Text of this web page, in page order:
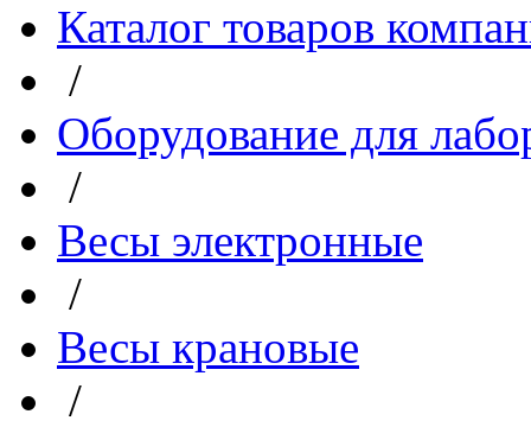
Каталог товаров
/
Оборудование для
/
Весы электронные
/
Весы крановые
/